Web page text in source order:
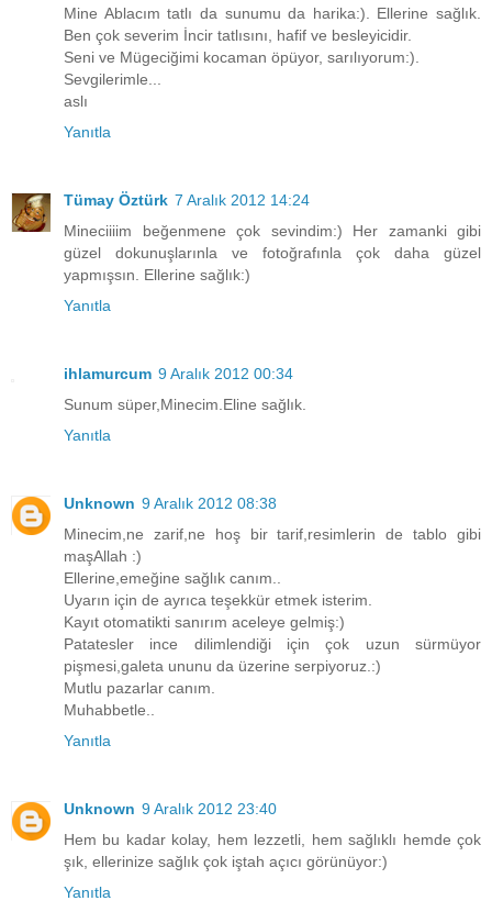
Mine Ablacım tatlı da sunumu da harika:). Ellerine sağlık.
Ben çok severim İncir tatlısını, hafif ve besleyicidir.
Seni ve Mügeciğimi kocaman öpüyor, sarılıyorum:).
Sevgilerimle...
aslı
Yanıtla
Tümay Öztürk 7 Aralık 2012 14:24
Mineciiiim beğenmene çok sevindim:) Her zamanki gibi
güzel dokunuşlarınla ve fotoğrafınla çok daha güzel
yapmışsın. Ellerine sağlık:)
Yanıtla
ihlamurcum 9 Aralık 2012 00:34
Sunum süper,Minecim.Eline sağlık.
Yanıtla
Unknown 9 Aralık 2012 08:38
Minecim,ne zarif,ne hoş bir tarif,resimlerin de tablo gibi
maşAllah :)
Ellerine,emeğine sağlık canım..
Uyarın için de ayrıca teşekkür etmek isterim.
Kayıt otomatikti sanırım aceleye gelmiş:)
Patatesler ince dilimlendiği için çok uzun sürmüyor
pişmesi,galeta ununu da üzerine serpiyoruz.:)
Mutlu pazarlar canım.
Muhabbetle..
Yanıtla
Unknown 9 Aralık 2012 23:40
Hem bu kadar kolay, hem lezzetli, hem sağlıklı hemde çok
şık, ellerinize sağlık çok iştah açıcı görünüyor:)
Yanıtla